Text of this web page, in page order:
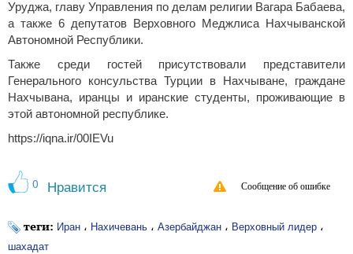
Уруджа, главу Управления по делам религии Вагара Бабаева,
а также 6 депутатов Верховного Меджлиса Нахчыванской
Автономной Республики.
Также среди гостей присутствовали представители
Генерального консульства Турции в Нахчыване, граждане
Нахчывана, иранцы и иранские студенты, проживающие в
этой автономной республике.
https://iqna.ir/00IEVu
0 Нравится Сообщение об ошибке
теги: Иран ، Нахичевань ، Азербайджан ، Верховный лидер ،
шахадат